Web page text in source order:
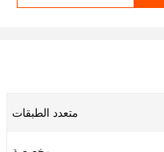
متعدد الطبقات